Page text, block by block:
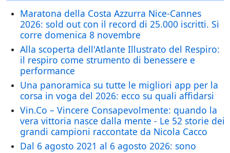
Maratona della Costa Azzurra Nice-Cannes
2026: sold out con il record di 25.000 iscritti. Si
corre domenica 8 novembre
Alla scoperta dell'Atlante Illustrato del Respiro:
il respiro come strumento di benessere e
performance
Una panoramica su tutte le migliori app per la
corsa in voga del 2026: ecco su quali affidarsi
Vin.Co – Vincere Consapevolmente: quando la
vera vittoria nasce dalla mente - Le 52 storie dei
grandi campioni raccontate da Nicola Cacco
Dal 6 agosto 2021 al 6 agosto 2026: sono